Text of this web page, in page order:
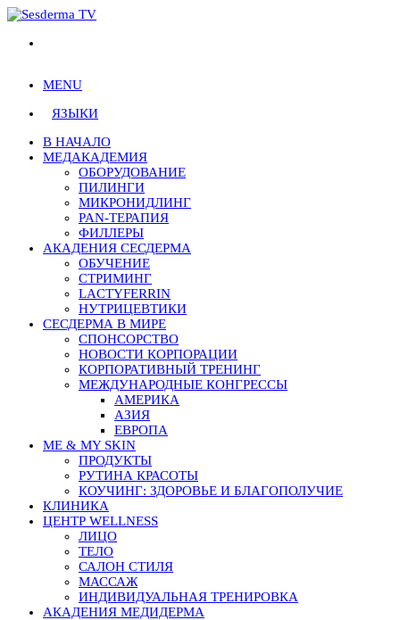
MENU
ЯЗЫКИ
В НАЧАЛО
МЕДАКAДЕМИЯ
ОБОРУДОВАНИЕ
ПИЛИНГИ
МИКРОНИДЛИНГ
PAN-ТЕРАПИЯ
ФИЛЛЕРЫ
АКАДЕНИЯ СЕСДЕРМА
ОБУЧЕНИЕ
СТРИМИНГ
LACTYFERRIN
НУТРИЦЕВТИКИ
СЕСДЕРМА В МИРЕ
СПОНСОРСТВО
НОВОСТИ КОРПОРАЦИИ
КОРПОРАТИВНЫЙ ТРЕНИНГ
МЕЖДУНАРОДНЫЕ КОНГРЕССЫ
АМЕРИКА
АЗИЯ
ЕВРОПА
ME & MY SKIN
ПРОДУКТЫ
РУТИНА КРАСОТЫ
КОУЧИНГ: ЗДОРОВЬЕ И БЛАГОПОЛУЧИЕ
КЛИНИКА
ЦЕНТР WELLNESS
ЛИЦО
ТЕЛО
САЛОН СТИЛЯ
МАССАЖ
ИНДИВИДУАЛЬНАЯ ТРЕНИРОВКА
АКАДЕНИЯ МЕДИДЕРМА